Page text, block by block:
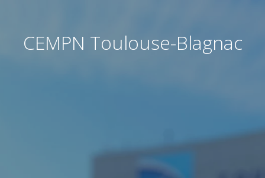
CEMPN Toulouse-Blagnac